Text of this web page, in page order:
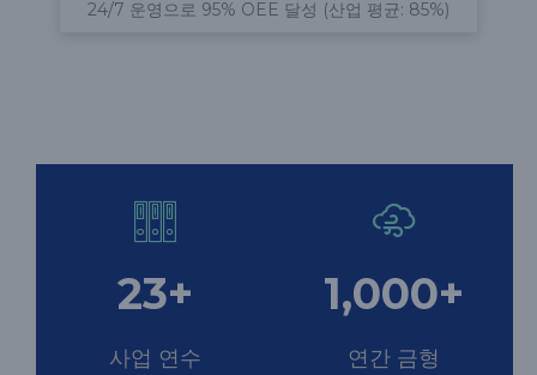
24/7 운영으로 95% OEE 달성 (산업 평균: 85%)
23+
사업 연수
1,000+
연간 금형